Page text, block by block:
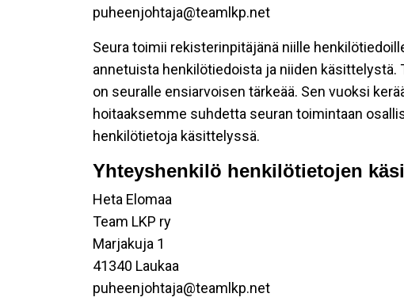
puheenjohtaja@teamlkp.net
Seura toimii rekisterinpitäjänä niille
annetuista henkilötiedoista ja niiden
on seuralle ensiarvoisen tärkeää. Sen vuoksi
hoitaaksemme suhdetta seuran toimintaan
henkilötietoja käsittelyssä.
Yhteyshenkilö henkilötietojen
Heta Elomaa
Team LKP ry
Marjakuja 1
41340 Laukaa
puheenjohtaja@teamlkp.net